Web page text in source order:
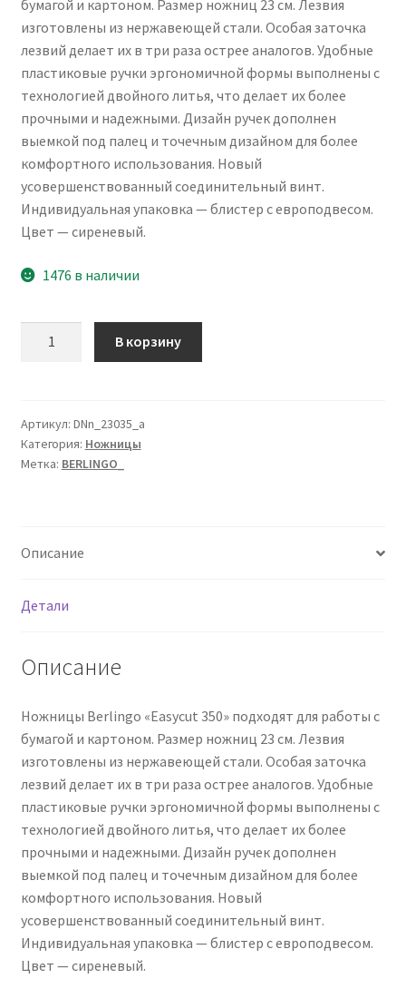
516,00₽.
бумагой и картоном. Размер ножниц 23 см. Лезвия
изготовлены из нержавеющей стали. Особая заточка
лезвий делает их в три раза острее аналогов. Удобные
пластиковые ручки эргономичной формы выполнены с
технологией двойного литья, что делает их более
прочными и надежными. Дизайн ручек дополнен
выемкой под палец и точечным дизайном для более
комфортного использования. Новый
усовершенствованный соединительный винт.
Индивидуальная упаковка — блистер с европодвесом.
Цвет — сиреневый.
1476 в наличии
"Easycut
350",
23см,
мягкие
европодвес
В корзину
Артикул: DNn_23035_a
Категория: Ножницы
Метка: BERLINGO_
Описание
Детали
Описание
Ножницы Berlingo «Easycut 350» подходят для работы с
бумагой и картоном. Размер ножниц 23 см. Лезвия
изготовлены из нержавеющей стали. Особая заточка
лезвий делает их в три раза острее аналогов. Удобные
пластиковые ручки эргономичной формы выполнены с
технологией двойного литья, что делает их более
прочными и надежными. Дизайн ручек дополнен
выемкой под палец и точечным дизайном для более
комфортного использования. Новый
усовершенствованный соединительный винт.
Индивидуальная упаковка — блистер с европодвесом.
Цвет — сиреневый.